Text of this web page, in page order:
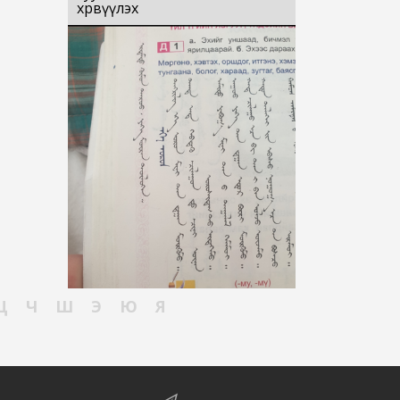
хөрвүүлэх
Ч Ш Э Ю Я